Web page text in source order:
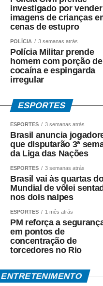
investigado por vender
imagens de crianças
cenas de estupro
POLÍCIA 3 semanas atrás
Polícia Militar prende
homem com porção de
cocaína e espingarda
irregular
ESPORTES
ESPORTES 3 semanas atrás
Brasil anuncia
que disputarão 3ª
da Liga das Nações
ESPORTES 3 semanas atrás
Brasil vai às quartas
Mundial de vôlei
nos dois naipes
ESPORTES 1 mês atrás
PM reforça a
em pontos de
concentração de
torcedores no Rio
ENTRETENIMENTO